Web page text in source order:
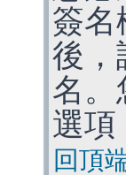
簽名
後，
名。
選項
回頂